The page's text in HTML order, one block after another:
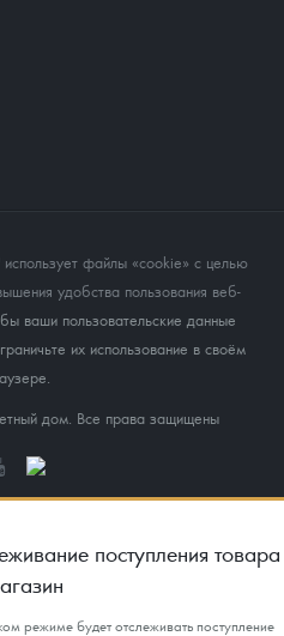
файлы «cookie» с целью
удобства пользования веб-
ваши пользовательские данные
их использование в своём
дом. Все права защищены
поступления товара
режиме будет отслеживать поступление